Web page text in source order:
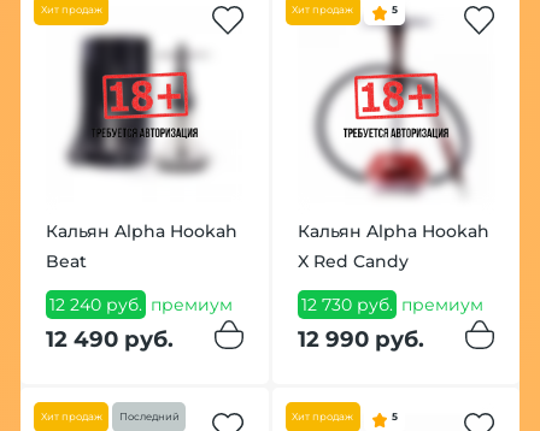
Хит продаж
Кальян Alpha Hookah
Beat
12 240 руб. премиум
12 490 руб.
Хит продаж 5
Кальян Alpha Hookah
X Red Candy
12 730 руб. премиум
12 990 руб.
Хит продаж Последний Хит продаж 5